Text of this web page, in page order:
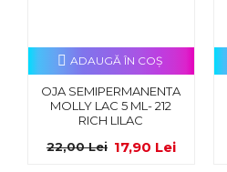
OJA SEMIPERMANENTA
MOLLY LAC 5 ML- 212
RICH LILAC
17,90 Lei
22,00 Lei
ADAUGĂ ÎN COŞ